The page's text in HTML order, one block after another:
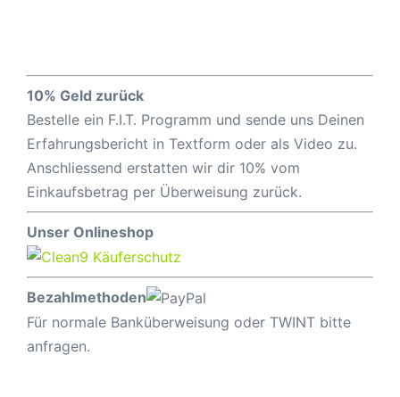
10% Geld zurück
Bestelle ein F.I.T. Programm und sende uns Deinen
Erfahrungsbericht in Textform oder als Video zu.
Anschliessend erstatten wir dir 10% vom
Einkaufsbetrag per Überweisung zurück.
Unser Onlineshop
Bezahlmethoden
Für normale Banküberweisung oder TWINT bitte
anfragen.